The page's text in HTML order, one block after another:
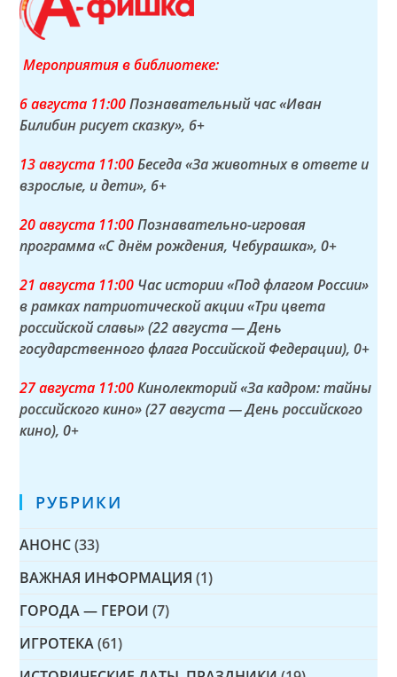
Мероприятия в библиотеке:
6 августа 11:00Познавательный час «Иван
Билибин рисует сказку», 6+
13 августа 11:00Беседа «За животных в ответе и
взрослые, и дети», 6+
20 августа 11:00Познавательно-игровая
программа «С днём рождения, Чебурашка», 0+
21 августа 11:00 Час истории «Под флагом России»
в рамках патриотической акции «Три цвета
российской славы» (22 августа — День
государственного флага Российской Федерации), 0+
27 августа 11:00Кинолекторий «За кадром: тайны
российского кино» (27 августа — День российского
кино), 0+
РУБРИКИ
АНОНС (33)
ВАЖНАЯ ИНФОРМАЦИЯ (1)
ГОРОДА — ГЕРОИ (7)
ИГРОТЕКА (61)